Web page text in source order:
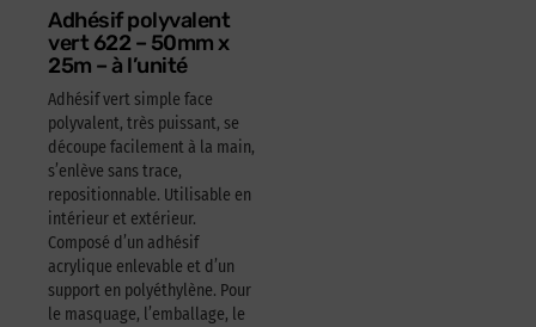
Adhésif polyvalent
vert 622 – 50mm x
25m – à l’unité
Adhésif vert simple face
polyvalent, très puissant, se
découpe facilement à la main,
s’enlève sans trace,
repositionnable. Utilisable en
intérieur et extérieur.
Composé d’un adhésif
acrylique enlevable et d’un
support en polyéthylène. Pour
le masquage, l’emballage, le